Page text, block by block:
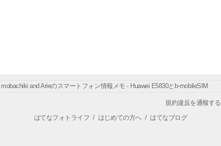
mobachiki and Arieのスマートフォン情報メモ - Huawei E5830とb-mobileSIM
規約違反を通報する
はてなフォトライフ / はじめての方へ/ はてなブログ